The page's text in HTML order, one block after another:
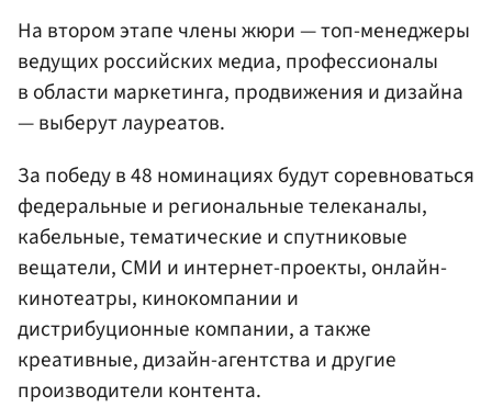
На втором этапе члены жюри — топ-менеджеры
ведущих российских медиа, профессионалы
в области маркетинга, продвижения и дизайна
— выберут лауреатов.
За победу в 48 номинациях будут соревноваться
федеральные и региональные телеканалы,
кабельные, тематические и спутниковые
вещатели, СМИ и интернет-проекты, онлайн-
кинотеатры, кинокомпании и
дистрибуционные компании, а также
креативные, дизайн-агентства и другие
производители контента.